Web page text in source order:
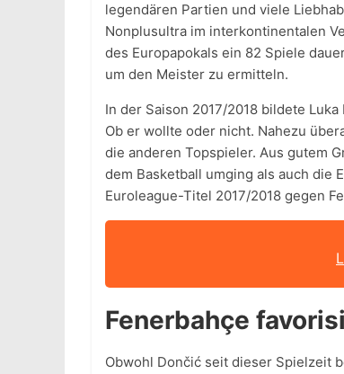
legendären Partien und viele
Nonplusultra im interkontinentalen
des Europapokals ein 82 Spiele
um den Meister zu ermitteln.
In der Saison 2017/2018 bildete
Ob er wollte oder nicht. Nahezu
die anderen Topspieler. Aus gutem
dem Basketball umging als auch die
Euroleague-Titel 2017/2018 gegen
Fenerbahçe
Obwohl Dončić seit dieser Spielzeit